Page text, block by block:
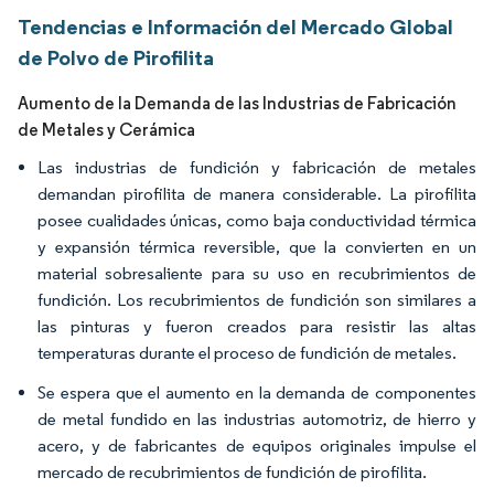
Tendencias e Información del Mercado Global
de Polvo de Pirofilita
Aumento de la Demanda de las Industrias de Fabricación
de Metales y Cerámica
Las industrias de fundición y fabricación de metales
demandan pirofilita de manera considerable. La pirofilita
posee cualidades únicas, como baja conductividad térmica
y expansión térmica reversible, que la convierten en un
material sobresaliente para su uso en recubrimientos de
fundición. Los recubrimientos de fundición son similares a
las pinturas y fueron creados para resistir las altas
temperaturas durante el proceso de fundición de metales.
Se espera que el aumento en la demanda de componentes
de metal fundido en las industrias automotriz, de hierro y
acero, y de fabricantes de equipos originales impulse el
mercado de recubrimientos de fundición de pirofilita.